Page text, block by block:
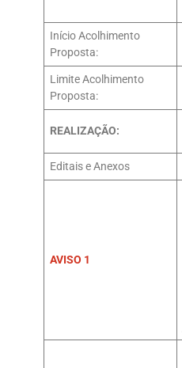
Início Acolhimento
Proposta:
Limite Acolhimento
Proposta:
REALIZAÇÃO:
Editais e Anexos
AVISO 1